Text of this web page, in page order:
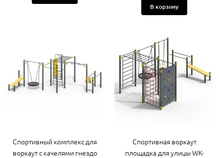
В корзину
Спортивный комплекс для
воркаут с качелями гнездо
Спортивная воркаут
площадка для улицы WK-